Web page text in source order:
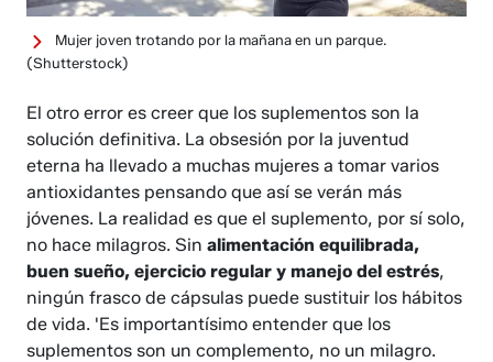
Mujer joven trotando por la mañana en un parque.
(Shutterstock)
El otro error es creer que los suplementos son la
solución definitiva. La obsesión por la juventud
eterna ha llevado a muchas mujeres a tomar varios
antioxidantes pensando que así se verán más
jóvenes. La realidad es que el suplemento, por sí solo,
no hace milagros. Sinalimentación equilibrada,
buen sueño, ejercicio regular y manejo del estrés,
ningún frasco de cápsulas puede sustituir los hábitos
de vida. 'Es importantísimo entender que los
suplementos son un complemento, no un milagro.